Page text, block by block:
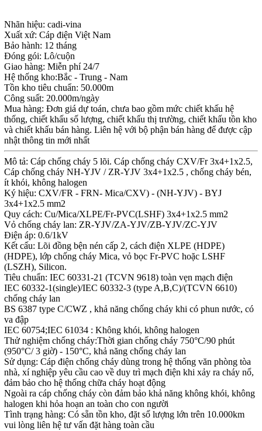
Nhãn hiệu: cadi-vina
Xuất xứ: Cáp điện Việt Nam
Bảo hành: 12 tháng
Đóng gói: Lô/cuộn
Giao hàng: Miễn phí 24/7
Hệ thống kho:Bắc - Trung - Nam
Tồn kho tiêu chuẩn: 50.000m
Công suất: 20.000m/ngày
Mua hàng: Đơn giá dự toán, chưa bao gồm mức chiết khấu hệ
thống, chiết khấu số lượng, chiết khấu thị trường, chiết khấu tồn kho
và chiết khấu bán hàng. Liên hệ với bộ phận bán hàng để được cập
nhật thông tin mới nhất
Mô tả: Cáp chống cháy 5 lõi. Cáp chống cháy CXV/Fr 3x4+1x2.5,
Cáp chống cháy NH-YJV / ZR-YJV 3x4+1x2.5 , chống cháy bén,
ít khói, không halogen
Ký hiệu: CXV/FR - FRN- Mica/CXV) - (NH-YJV) - BYJ
3x4+1x2.5 mm2
Quy cách: Cu/Mica/XLPE/Fr-PVC(LSHF) 3x4+1x2.5 mm2
Vỏ chống cháy lan: ZR-YJV/ZA-YJV/ZB-YJV/ZC-YJV
Điện áp: 0.6/1kV
Kết cấu: Lõi đồng bện nén cấp 2, cách điện XLPE (HDPE)
(HDPE), lớp chống cháy Mica, vỏ bọc Fr-PVC hoặc LSHF
(LSZH), Silicon.
Tiêu chuẩn: IEC 60331-21 (TCVN 9618) toàn vẹn mạch điện
IEC 60332-1(single)/IEC 60332-3 (type A,B,C)/(TCVN 6610)
chống cháy lan
BS 6387 type C/CWZ , khả năng chống cháy khi có phun nước, có
va đập
IEC 60754;IEC 61034 : Không khói, không halogen
Thử nghiệm chống cháy:Thời gian chống cháy 750°C/90 phút
(950°C/ 3 giờ) - 150°C, khả năng chống cháy lan
Sử dụng: Cáp điện chống cháy dùng trong hệ thống văn phòng tòa
nhà, xí nghiệp yêu cầu cao về duy trì mạch điện khi xảy ra cháy nổ,
đảm bảo cho hệ thống chữa cháy hoạt động
Ngoài ra cáp chống cháy còn đảm bảo khả năng không khói, không
halogen khi hỏa hoạn an toàn cho con người
Tình trạng hàng: Có sẵn tồn kho, đặt số lượng lớn trên 10.000km
vui lòng liên hệ tư vấn đặt hàng toàn cầu